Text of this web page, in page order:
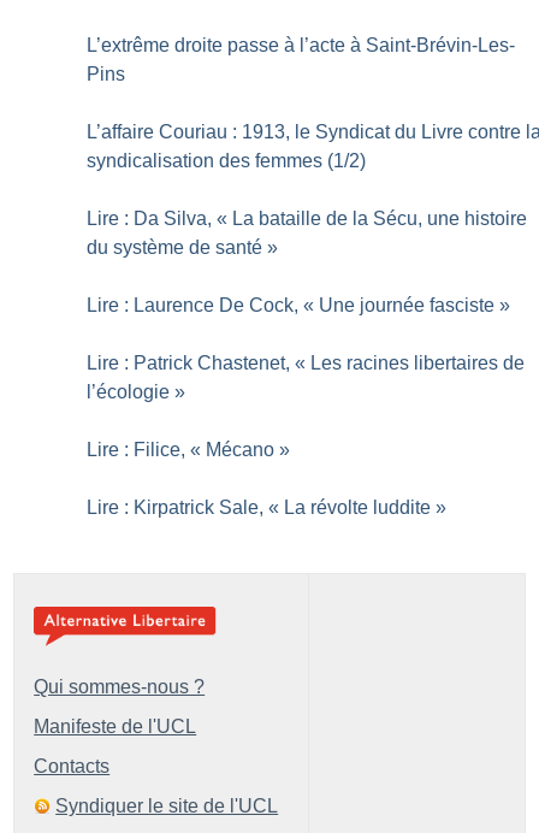
L’extrême droite passe à l’acte à Saint-Brévin-Les-
Pins
L’affaire Couriau : 1913, le Syndicat du Livre contre
syndicalisation des femmes (1/2)
Lire : Da Silva, « La bataille de la Sécu, une histoire
du système de santé »
Lire : Laurence De Cock, « Une journée fasciste »
Lire : Patrick Chastenet, « Les racines libertaires de
l’écologie »
Lire : Filice, « Mécano »
Lire : Kirpatrick Sale, « La révolte luddite »
Qui sommes-nous ?
Manifeste de l'UCL
Contacts
Syndiquer le site de l'UCL